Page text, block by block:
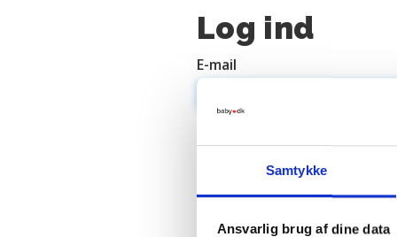
Samtykke
Ansvarlig brug af dine data
Log ind
E-mail